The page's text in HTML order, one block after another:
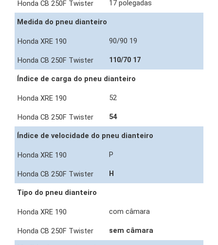
17 polegadas
Medida do pneu dianteiro
90/90 19
110/70 17
Índice de carga do pneu dianteiro
52
54
Índice de velocidade do pneu dianteiro
P
H
Tipo do pneu dianteiro
com câmara
sem câmara